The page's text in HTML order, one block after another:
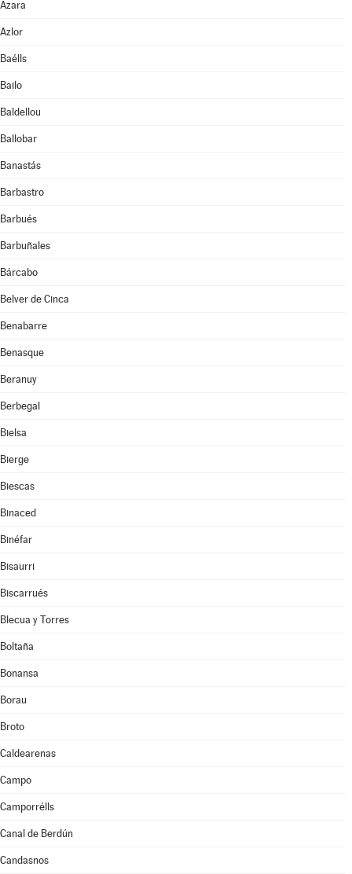
Azara
Azlor
Baélls
Bailo
Baldellou
Ballobar
Banastás
Barbastro
Barbués
Barbuñales
Bárcabo
Belver de Cinca
Benabarre
Benasque
Beranuy
Berbegal
Bielsa
Bierge
Biescas
Binaced
Binéfar
Bisaurri
Biscarrués
Blecua y Torres
Boltaña
Bonansa
Borau
Broto
Caldearenas
Campo
Camporrélls
Canal de Berdún
Candasnos